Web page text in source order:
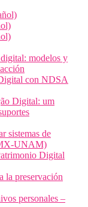
modelos y
con NDSA
Digital: um
sistemas de
UNAM)
Digital
la preservación
personales –